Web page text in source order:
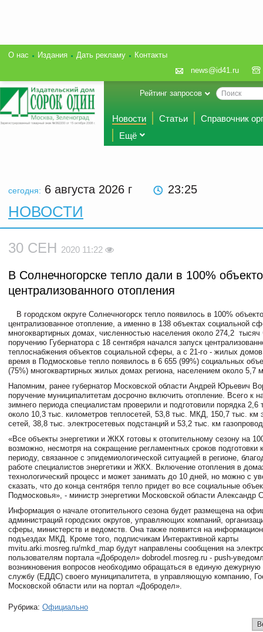
О нас Издания Дать рекламу
Контакты
news@id41.ru
Рейтинг запросов
Новости Статьи
Справочник
Ещё
сегодня: 6 августа 2026 г 23:25
НОВОСТИ
30 СЕН 2020 11:22
В Солнечногорске тепло дали в 100%
централизованного отопления
В городском округе Солнечногорск тепло появилось в 100%
централизованное отопление, а именно в 138 объектах социальной
многоквартирных домах, численностью населения около 274,2 тысяч
поручению Губернатора с 18 сентября начался запуск
теплоснабжения объектов социальной сферы, а с 21-го - жилых
время в Подмосковье тепло появилось в 6 655 (99%) социальных
(75%) многоквартирных жилых домах региона, населением около 5,7
Напомним, ранее губернатор Московской области Андрей Юрьевич
поручение муниципалитетам досрочно включить отопление. Всего к
зимнего периода специалистам проверили и подготовили порядка 2,6
около 10,3 тыс. километров теплосетей, 53,8 тыс. МКД, 150,7 тыс. км
сетей, 38,8 тыс. электросетевых подстанций и 53,2 тыс. км
«Все объекты энергетики и ЖКХ готовы к отопительному сезону на
возможно, несмотря на сокращение регламентных сроков подготовки
периоду, связанное с эпидемиологической ситуацией в регионе,
работе специалистов энергетики и ЖКХ. Включение отопления в
технологический процесс и может занимать до 10 дней, но можно с
сказать, что до конца сентября тепло придет во все социальные
Подмосковья», - министр энергетики Московской области Александр
Информация о начале отопительного сезона будет размещена на
администраций городских округов, управляющих компаний,
сферы, министерств и ведомств. Она также появится на
подъездах МКД. Кроме того, подписчикам Интерактивной карты
mvitu.arki.mosreg.ru/mkd_map будут направлены сообщения на
пользователям портала «Добродел» dobrodel.mosreg.ru - push-
возникновения вопросов необходимо обращаться в единую дежурную
службу (ЕДДС) своего муниципалитета, в управляющую компанию,
Московской области или на портал «Добродел».
Рубрика: Официально